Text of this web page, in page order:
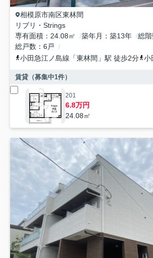
相模原市南区東林間
リブリ・Strings
専有面積
24.08㎡ 築年月 築13年 総階
総戸数
6戸
小田急江ノ島線 「東林間 」駅 徒歩2分 小
賃貸（募集中1件）
201
6.8万円
24.08㎡